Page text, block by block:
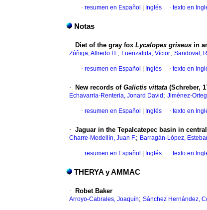
· resumen en Español Inglés · texto en
Notas
· Diet of the gray fox Lycalopex griseus in
Zúñiga, Alfredo H.; Fuenzalida, Víctor; Sandoval,
· resumen en Español Inglés · texto en
· New records of Galictis vittata (Schreber,
Echavarria-Renteria, Jonard David ; Jiménez-
· resumen en Español Inglés · texto en
· Jaguar in the Tepalcatepec basin in
Charre-Medellín, Juan F.; Barragán-López,
· resumen en Español Inglés · texto en
THERYA y AMMAC
· Robet Baker
Arroyo-Cabrales, Joaquín; Sánchez Hernández,